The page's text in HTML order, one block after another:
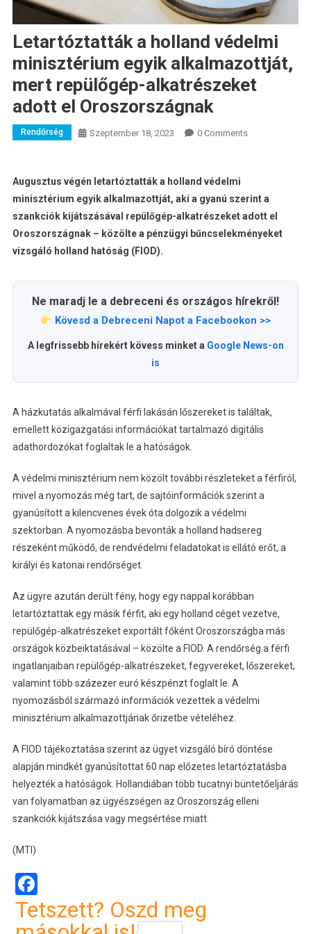
Letartóztatták a holland védelmi
minisztérium egyik alkalmazottját,
mert repülőgép-alkatrészeket
adott el Oroszországnak
Rendőrség Szeptember 18, 2023 0 Comments
Augusztus végén letartóztatták a holland védelmi
minisztérium egyik alkalmazottját, aki a gyanú szerint a
szankciók kijátszásával repülőgép-alkatrészeket adott el
Oroszországnak – közölte a pénzügyi bűncselekményeket
vizsgáló holland hatóság (FIOD).
Ne maradj le a debreceni és országos hírekről!
Kövesd a Debreceni Napot a Facebookon >>
A legfrissebb hírekért kövess minket a Google News-on
is
A házkutatás alkalmával férfi lakásán lőszereket is találtak,
emellett közigazgatási információkat tartalmazó digitális
adathordozókat foglaltak le a hatóságok.
A védelmi minisztérium nem közölt további részleteket a férfiról,
mivel a nyomozás még tart, de sajtóinformációk szerint a
gyanúsított a kilencvenes évek óta dolgozik a védelmi
szektorban. A nyomozásba bevonták a holland hadsereg
részeként működő, de rendvédelmi feladatokat is ellátó erőt, a
királyi és katonai rendőrséget.
Az ügyre azután derült fény, hogy egy nappal korábban
letartóztattak egy másik férfit, aki egy holland céget vezetve,
repülőgép-alkatrészeket exportált főként Oroszországba más
országok közbeiktatásával – közölte a FIOD. A rendőrség a férfi
ingatlanjaiban repülőgép-alkatrészeket, fegyvereket, lőszereket,
valamint több százezer euró készpénzt foglalt le. A
nyomozásból származó információk vezettek a védelmi
minisztérium alkalmazottjának őrizetbe vételéhez.
A FIOD tájékoztatása szerint az ügyet vizsgáló bíró döntése
alapján mindkét gyanúsítottat 60 nap előzetes letartóztatásba
helyezték a hatóságok. Hollandiában több tucatnyi büntetőeljárás
van folyamatban az ügyészségen az Oroszország elleni
szankciók kijátszása vagy megsértése miatt.
(MTI)
Facebook
Tetszett? Oszd meg